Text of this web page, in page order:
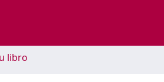
libro